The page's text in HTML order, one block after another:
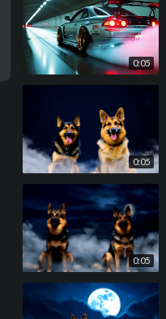
0:05
0:05
0:05